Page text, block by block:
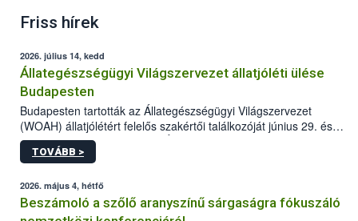
Friss hírek
2026. július 14, kedd
Állategészségügyi Világszervezet állatjóléti ülése
Budapesten
Budapesten tartották az Állategészségügyi Világszervezet
(WOAH) állatjólétért felelős szakértői találkozóját június 29. és
július 2. között. Az Agrár- és Élelmiszergazdaságért Felelős
Minisztérium (AÉM) és a Nemzeti Élelmiszerlánc-biztonsági
gazdasági haszonállatok jólétének elősegítése volt az európai
régió országaiban. Az ülésen, több mint 50 résztvevő osztotta
meg tapasztalatait a gazdasági haszonállatok jólétének
TOVÁBB >
2026. május 4, hétfő
Beszámoló a szőlő aranyszínű sárgaságra fókuszáló